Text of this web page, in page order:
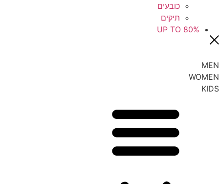
כובעים
תיקים
UP TO 80%
MEN
WOMEN
KIDS